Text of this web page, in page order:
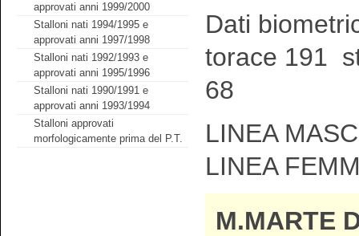
approvati anni 1999/2000
Stalloni nati 1994/1995 e
approvati anni 1997/1998
Stalloni nati 1992/1993 e
approvati anni 1995/1996
Stalloni nati 1990/1991 e
approvati anni 1993/1994
Stalloni approvati
morfologicamente prima del P.T.
Dati
torace 191
68
LINEA
LINEA
M.MARTE